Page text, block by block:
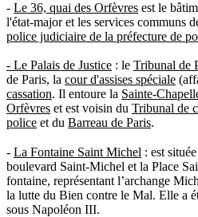
- Le 36, quai des Orfèvres est le
l'état-major et les services communs
police judiciaire de la préfecture de
- Le Palais de Justice : le Tribunal de
de Paris, la cour d'assises spéciale
cassation. Il entoure la Sainte-
Orfèvres et est voisin du Tribunal de
police et du Barreau de Paris.
- La Fontaine Saint Michel : est
boulevard Saint-Michel et la Place
fontaine, représentant l’archange
la lutte du Bien contre le Mal. Elle a
sous Napoléon III.